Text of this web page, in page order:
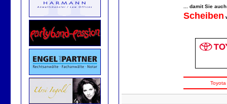
... damit Sie
Scheiben
Toyota